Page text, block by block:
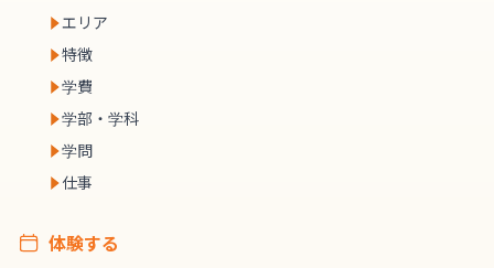
エリア
特徴
学費
学部・学科
学問
仕事
体験する